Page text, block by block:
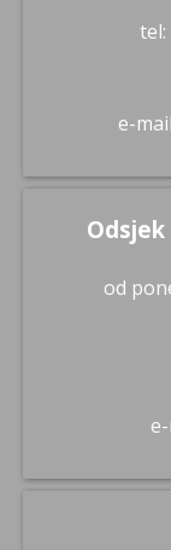
tel:
e-
od